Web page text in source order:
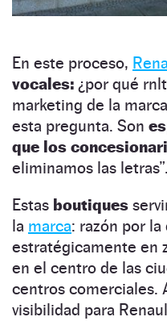
En este proceso,
vocales: ¿por qué
marketing de la
esta pregunta. Son
que los
eliminamos las letras”.
Estas boutiques
la marca: razón por
estratégicamente en
en el centro de las
centros comerciales.
visibilidad para